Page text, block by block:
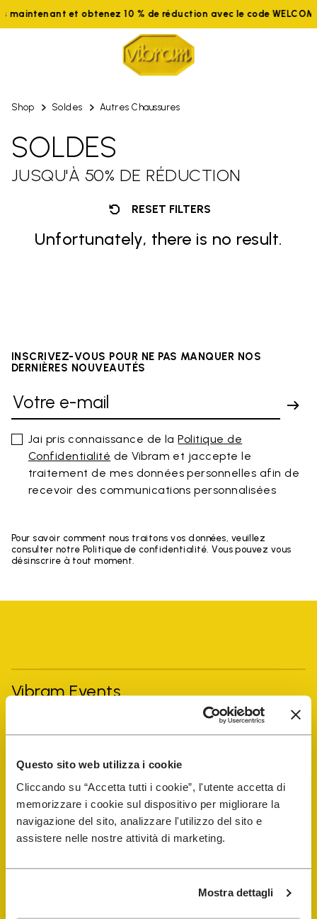
Questo sito web utilizza i cookie
Cliccando su “Accetta tutti i cookie”, l'utente accetta di
memorizzare i cookie sul dispositivo per migliorare la
navigazione del sito, analizzare l'utilizzo del sito e
assistere nelle nostre attività di marketing.
Mostra dettagli
et obtenez 10 % de réduction avec le code
Shop Soldes Autres Chaussures
SOLDES
JUSQU'À 50% DE RÉDUCTION
RESET FILTERS
Unfortunately, there is no result.
INSCRIVEZ-VOUS POUR NE PAS MANQUER NOS
DERNIÈRES NOUVEAUTÉS
Jai pris connaissance de laPolitique de
Confidentialité de Vibram et jaccepte le
traitement de mes données personnelles afin de
recevoir des communications personnalisées
Pour savoir comment nous traitons vos données, veuillez
consulter notre Politique de confidentialité. Vous pouvez vous
désinscrire à tout moment.
Vibram Events
FiveFingers Guide
E-SHOP
Trouver un cordonnier
Store Locator